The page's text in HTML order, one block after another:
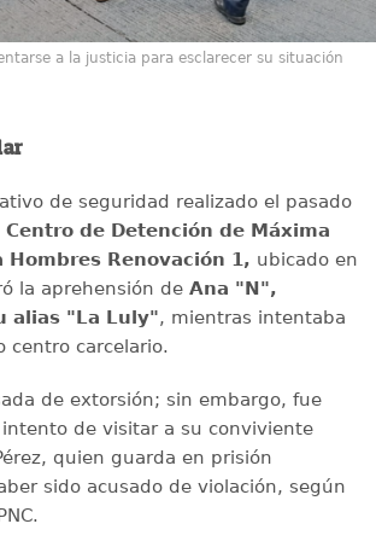
a la justicia para esclarecer su situación
de seguridad realizado el pasado
Centro de Detención de Máxima
Hombres Renovación 1, ubicado en
la aprehensión de Ana "N",
alias "La Luly", mientras intentaba
centro carcelario.
de extorsión; sin embargo, fue
de visitar a su conviviente
quien guarda en prisión
sido acusado de violación, según